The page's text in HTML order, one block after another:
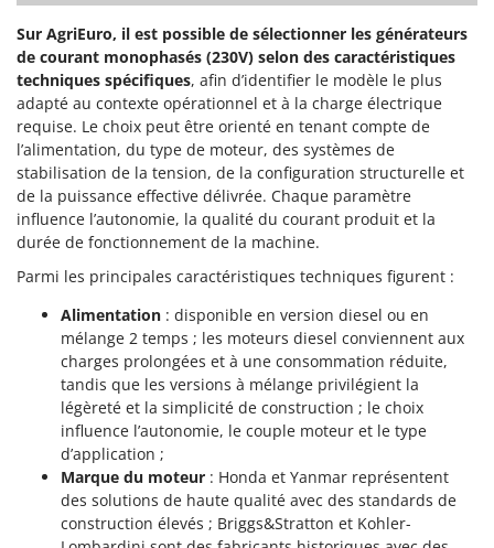
Sur AgriEuro, il est possible de sélectionner les générateurs
de courant monophasés (230V) selon des caractéristiques
techniques spécifiques, afin d’identifier le modèle le plus
adapté au contexte opérationnel et à la charge électrique
requise. Le choix peut être orienté en tenant compte de
l’alimentation, du type de moteur, des systèmes de
stabilisation de la tension, de la configuration structurelle et
de la puissance effective délivrée. Chaque paramètre
influence l’autonomie, la qualité du courant produit et la
durée de fonctionnement de la machine.
Parmi les principales caractéristiques techniques figurent :
Alimentation : disponible en version diesel ou en
mélange 2 temps ; les moteurs diesel conviennent aux
charges prolongées et à une consommation réduite,
tandis que les versions à mélange privilégient la
légèreté et la simplicité de construction ; le choix
influence l’autonomie, le couple moteur et le type
d’application ;
Marque du moteur : Honda et Yanmar représentent
des solutions de haute qualité avec des standards de
construction élevés ; Briggs&Stratton et Kohler-